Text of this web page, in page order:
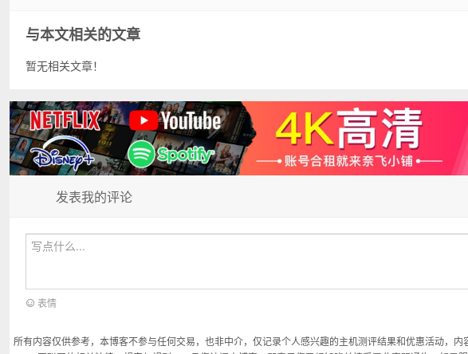
与本文相关的文章
暂无相关文章！
发表我的评论
表情
所有内容仅供参考，本博客不参与任何交易，也非中介，仅记录个人感兴趣的主机测评结果和优惠活动，